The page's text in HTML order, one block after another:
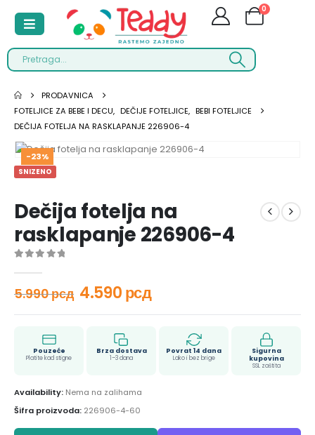
0
PRODAVNICA
FOTELJICE ZA BEBE I DECU, DEČIJE FOTELJICE, BEBI FOTELJICE
DEČIJA FOTELJA NA RASKLAPANJE 226906-4
-23%
SNIZENO
Dečija fotelja na
rasklapanje 226906-4
5.990рсд 4.590рсд
Pouzeće
Platite kad stigne
Brza dostava
1–3 dana
Povrat 14 dana
Lako i bez brige
Sigurna
kupovina
SSL zaštita
Availability: Nema na zalihama
Šifra proizvoda: 226906-4-60